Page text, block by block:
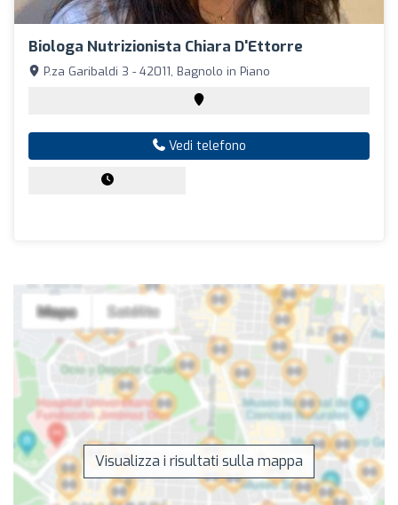
Biologa Nutrizionista Chiara D'Ettorre
P.za Garibaldi 3 - 42011, Bagnolo in Piano
Vedi telefono
Visualizza i risultati sulla mappa